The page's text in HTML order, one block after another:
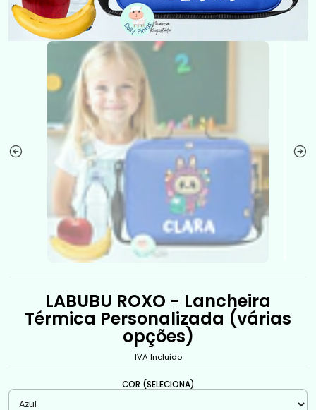
LABUBU ROXO - Lancheira
Térmica Personalizada (várias
opções)
IVA Incluido
COR (SELECIONA)